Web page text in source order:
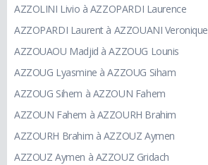
AZZOLINI Livio à AZZOPARDI Laurence
AZZOPARDI Laurent à AZZOUANI Veronique
AZZOUAOU Madjid à AZZOUG Lounis
AZZOUG Lyasmine à AZZOUG Siham
AZZOUG Sihem à AZZOUN Fahem
AZZOUN Fahem à AZZOURH Brahim
AZZOURH Brahim à AZZOUZ Aymen
AZZOUZ Aymen à AZZOUZ Gridach